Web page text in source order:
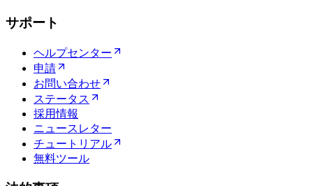
サポート
ヘルプセンター
申請
お問い合わせ
ステータス
採用情報
ニュースレター
チュートリアル
無料ツール